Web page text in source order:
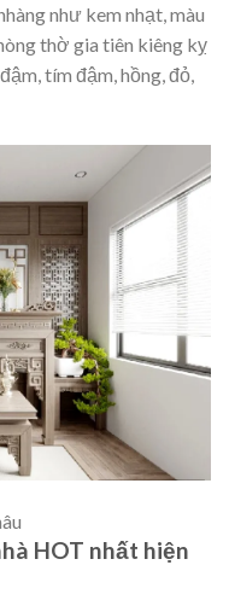
như kem nhạt, màu
thờ gia tiên kiêng kỵ
tím đậm, hồng, đỏ,
HOT nhất hiện